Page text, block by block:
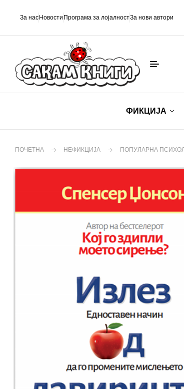
За нас Новости Програма за лојалностЗа нови автори
ФИКЦИЈА
ПОЧЕТНА НЕФИКЦИЈА ПОПУЛАРНА